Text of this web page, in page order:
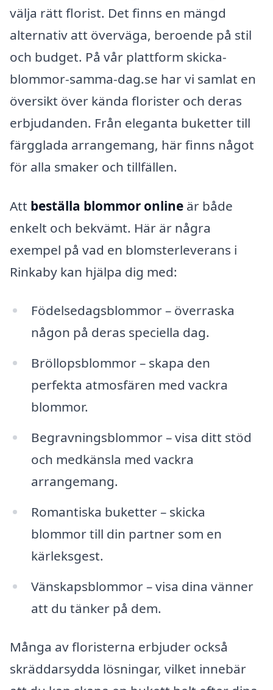
välja rätt florist. Det finns en mängd
alternativ att överväga, beroende på stil
och budget. På vår plattform skicka-
blommor-samma-dag.se har vi samlat en
översikt över kända florister och deras
erbjudanden. Från eleganta buketter till
färgglada arrangemang, här finns något
för alla smaker och tillfällen.
Att beställa blommor online är både
enkelt och bekvämt. Här är några
exempel på vad en blomsterleverans i
Rinkaby kan hjälpa dig med:
Födelsedagsblommor – överraska
någon på deras speciella dag.
Bröllopsblommor – skapa den
perfekta atmosfären med vackra
blommor.
Begravningsblommor – visa ditt stöd
och medkänsla med vackra
arrangemang.
Romantiska buketter – skicka
blommor till din partner som en
kärleksgest.
Vänskapsblommor – visa dina vänner
att du tänker på dem.
Många av floristerna erbjuder också
skräddarsydda lösningar, vilket innebär